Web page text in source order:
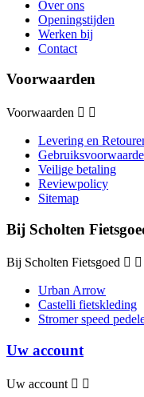
Over ons
Openingstijden
Werken bij
Contact
Voorwaarden
Voorwaarden  
Levering en
Veilige betaling
Reviewpolicy
Sitemap
Bij Scholten
Bij Scholten Fietsgoed  
Urban Arrow
Castelli fietskleding
Stromer speed
Uw account
Uw account  